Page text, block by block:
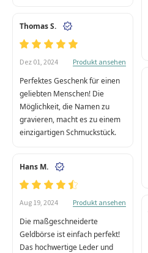
Thomas S.
Dez 01, 2024 Produkt ansehen
Perfektes Geschenk für einen
geliebten Menschen! Die
Möglichkeit, die Namen zu
gravieren, macht es zu einem
einzigartigen Schmuckstück.
Hans M.
Aug 19, 2024 Produkt ansehen
Die maßgeschneiderte
Geldbörse ist einfach perfekt!
Das hochwertige Leder und